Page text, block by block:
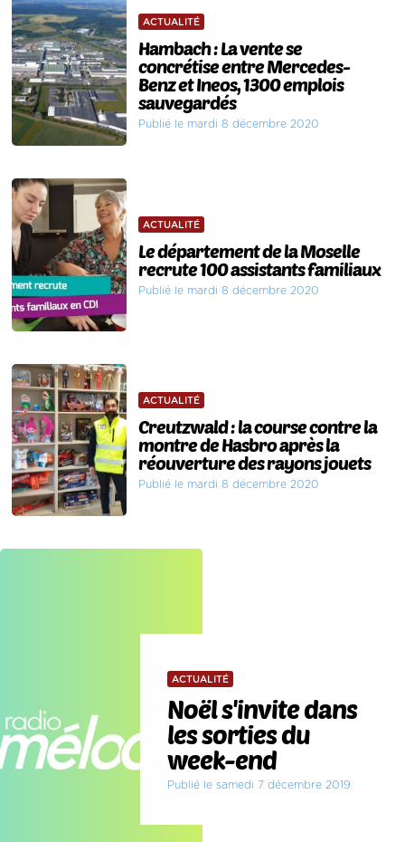
ACTUALITÉ
Hambach : La vente se
concrétise entre Mercedes-
Benz et Ineos, 1300 emplois
sauvegardés
Publié le mardi 8 décembre 2020
ACTUALITÉ
Le département de la Moselle
recrute 100 assistants familiaux
Publié le mardi 8 décembre 2020
ACTUALITÉ
Creutzwald : la course contre la
montre de Hasbro après la
réouverture des rayons jouets
Publié le mardi 8 décembre 2020
ACTUALITÉ
Noël s'invite dans
les sorties du
week-end
Publié le samedi 7 décembre 2019